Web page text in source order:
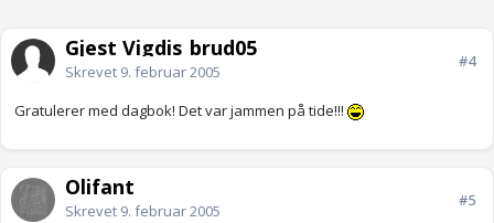
Gjest Vigdis_brud05
Skrevet 9. februar 2005
#4
Gratulerer med dagbok! Det var jammen på tide!!!
Olifant
Skrevet 9. februar 2005
#5